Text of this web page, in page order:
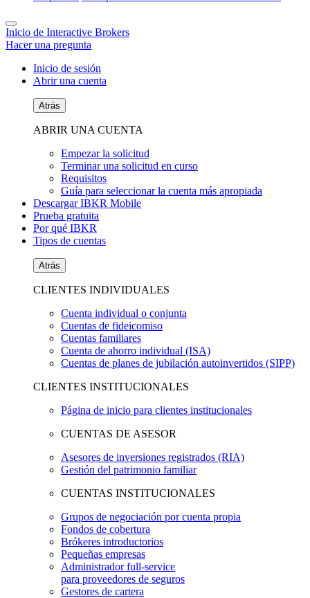
Inicio de Interactive Brokers
Hacer una pregunta
Inicio de sesión
Abrir una cuenta
Atrás
ABRIR UNA CUENTA
Empezar la solicitud
Terminar una solicitud en curso
Requisitos
Guía para seleccionar la cuenta más apropiada
Descargar IBKR Mobile
Prueba gratuita
Por qué IBKR
Tipos de cuentas
Atrás
CLIENTES INDIVIDUALES
Cuenta individual o conjunta
Cuentas de fideicomiso
Cuentas familiares
Cuenta de ahorro individual (ISA)
Cuentas de planes de jubilación autoinvertidos (SIPP)
CLIENTES INSTITUCIONALES
Página de inicio para clientes institucionales
CUENTAS DE ASESOR
Asesores de inversiones registrados (RIA)
Gestión del patrimonio familiar
CUENTAS INSTITUCIONALES
Grupos de negociación por cuenta propia
Fondos de cobertura
Brókeres introductorios
Pequeñas empresas
Administrador full-service
para proveedores de seguros
Gestores de cartera